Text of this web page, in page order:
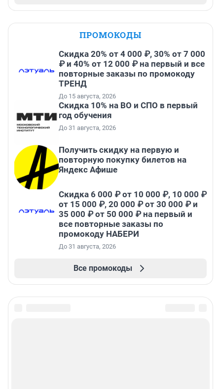
ПРОМОКОДЫ
Скидка 20% от 4 000 ₽, 30% от 7 000
₽ и 40% от 12 000 ₽ на первый и все
повторные заказы по промокоду
ТРЕНД
До 15 августа, 2026
Скидка 10% на ВО и СПО в первый
год обучения
До 31 августа, 2026
Получить скидку на первую и
повторную покупку билетов на
Яндекс Афише
Скидка 6 000 ₽ от 10 000 ₽, 10 000 ₽
от 15 000 ₽, 20 000 ₽ от 30 000 ₽ и
35 000 ₽ от 50 000 ₽ на первый и
все повторные заказы по
промокоду НАБЕРИ
До 31 августа, 2026
Все промокоды